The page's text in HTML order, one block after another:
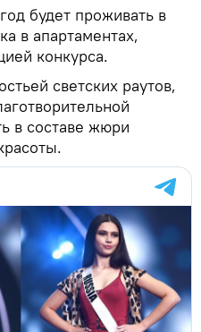
будет проживать в
в апартаментах,
конкурса.
светских раутов,
в составе жюри